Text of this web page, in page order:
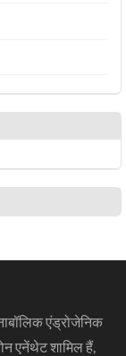
एंड्रोजेनिक
एनेंथेट शामिल हैं,